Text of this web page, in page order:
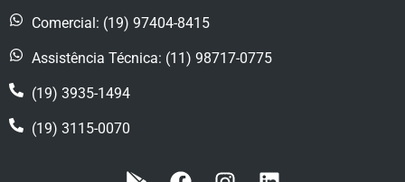
Comercial: (19) 97404-8415
Assistência Técnica: (11) 98717-0775
(19) 3935-1494
(19) 3115-0070